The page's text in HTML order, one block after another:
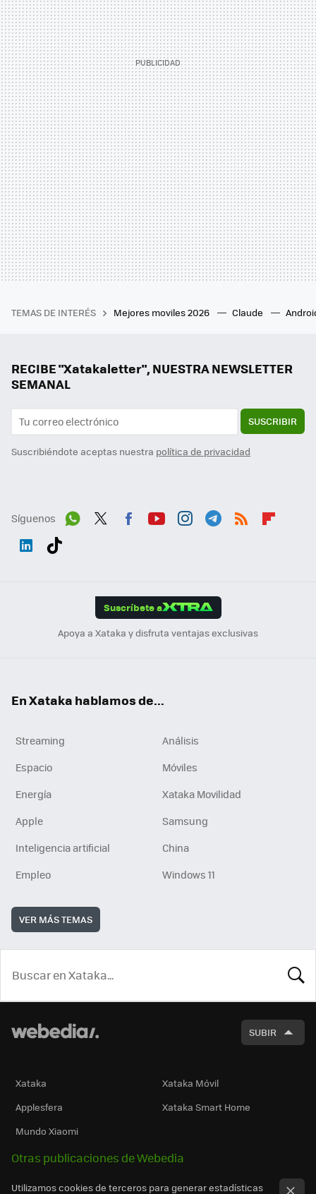
TEMAS DE INTERÉS Mejores moviles 2026 Claude
RECIBE "Xatakaletter", NUESTRA NEWSLETTER
SEMANAL
SUSCRIBIR
Suscribiéndote aceptas nuestra política de privacidad
Síguenos
Suscríbete a
Apoya a Xataka y disfruta ventajas exclusivas
En Xataka hablamos de...
Streaming
Análisis
Espacio
Móviles
Energía
Xataka Movilidad
Apple
Samsung
Inteligencia artificial
China
Empleo
Windows 11
VER MÁS TEMAS
SUBIR
Xataka
Xataka Móvil
Applesfera
Xataka Smart Home
Mundo Xiaomi
Otras publicaciones de Webedia
Utilizamos cookies de terceros para generar estadísticas